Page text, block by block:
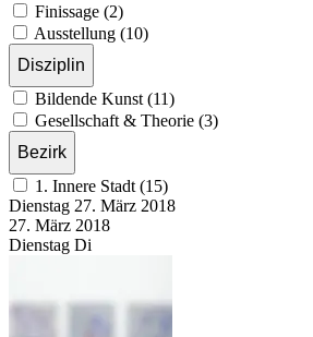
Finissage (2)
Ausstellung (10)
Disziplin
Bildende Kunst (11)
Gesellschaft & Theorie (3)
Bezirk
1. Innere Stadt (15)
Dienstag 27. März 2018
27. März 2018
Dienstag Di